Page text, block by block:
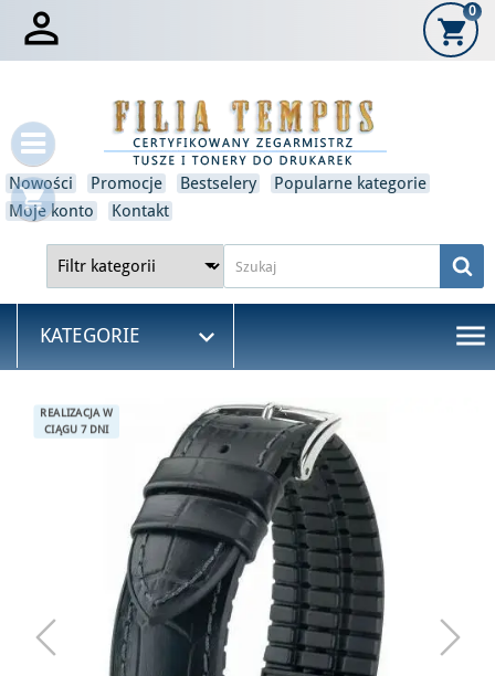

shopping_cart
shopping_cart
0
Nowości Promocje Bestselery
Popularne kategorie
Moje konto
Kontakt
KATEGORIE  menu
REALIZACJA W
CIĄGU 7 DNI
Zaloguj się ×
Musisz być zalogowany, aby zapisać produkty na swojej
liście życzeń.
Anulować